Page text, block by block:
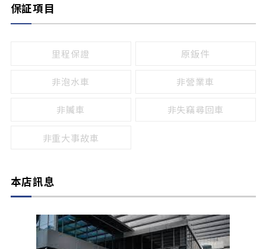
無
有
頭燈光源
保証項目
里程保證 原鈑件
非泡水車 非營業車
非贓車 非失竊尋回車
非重大事故車
本店訊息